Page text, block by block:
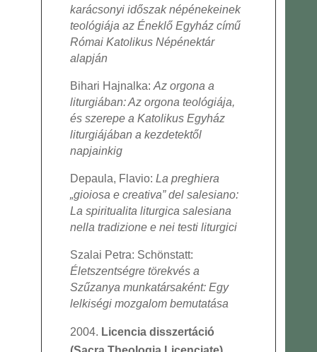
karácsonyi időszak népénekeinek
teológiája az Éneklő Egyház című
Római Katolikus Népénektár
alapján
Bihari Hajnalka:Az orgona a
liturgiában: Az orgona teológiája,
és szerepe a Katolikus Egyház
liturgiájában a kezdetektől
napjainkig
Depaula, Flavio:La preghiera
„gioiosa e creativa” del salesiano:
La spiritualita liturgica salesiana
nella tradizione e nei testi liturgici
Szalai Petra: Schönstatt:
Életszentségre törekvés a
Szűzanya munkatársaként: Egy
lelkiségi mozgalom bemutatása
Licencia disszertáció